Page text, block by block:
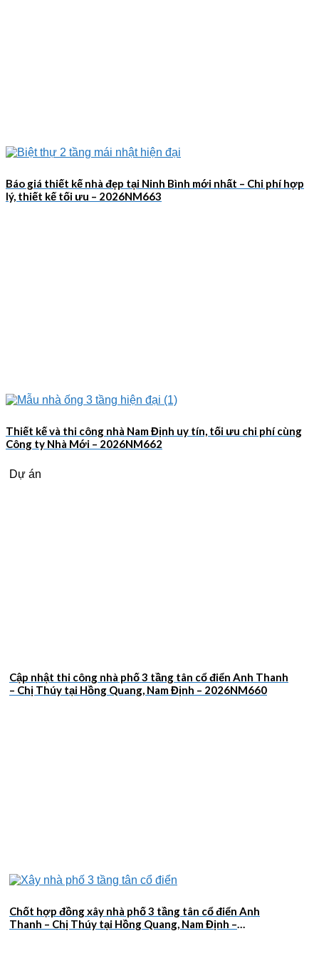
Báo giá thiết kế nhà đẹp tại Ninh Bình mới nhất – Chi phí hợp
lý, thiết kế tối ưu – 2026NM663
Thiết kế và thi công nhà Nam Định uy tín, tối ưu chi phí cùng
Công ty Nhà Mới – 2026NM662
Dự án
Cập nhật thi công nhà phố 3 tầng tân cổ điển Anh Thanh
– Chị Thúy tại Hồng Quang, Nam Định – 2026NM660
Chốt hợp đồng xây nhà phố 3 tầng tân cổ điển Anh
Thanh – Chị Thúy tại Hồng Quang, Nam Định –